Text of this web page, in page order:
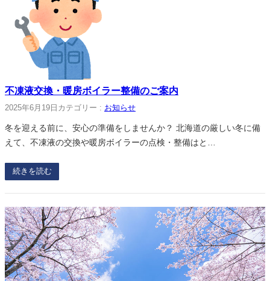
不凍液交換・暖房ボイラー整備のご案内
2025年6月19日 カテゴリー : お知らせ
冬を迎える前に、安心の準備をしませんか？ 北海道の厳しい冬に備
えて、不凍液の交換や暖房ボイラーの点検・整備はと…
続きを読む